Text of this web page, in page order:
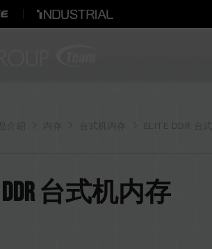
介紹 内存 ELITE DDR 台
DDR 台式机内存